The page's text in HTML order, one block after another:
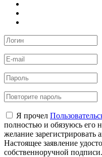
Я прочел
полностью и обязуюсь его
желание зарегистрировать
Настоящее заявление
собственноручной подписи.